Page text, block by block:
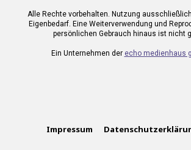
Alle Rechte vorbehalten. Nutzung
Eigenbedarf. Eine Weiterverwendung und
persönlichen Gebrauch hinaus ist nicht
Ein Unternehmen der echo medienhaus
Impressum